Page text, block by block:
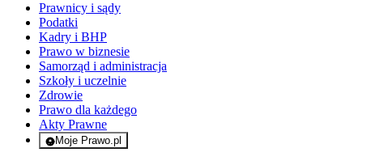
Prawnicy i sądy
Podatki
Kadry i BHP
Prawo w biznesie
Samorząd i administracja
Szkoły i uczelnie
Zdrowie
Prawo dla każdego
Akty Prawne
Moje Prawo.pl
- rejestracja i logowanie do serwisu